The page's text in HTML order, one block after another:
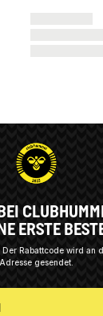
ERSTE
Der Rabattcode wird an
Adresse gesendet.